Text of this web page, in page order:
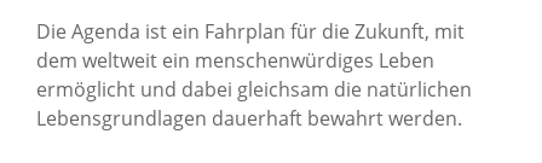
Die Agenda ist ein Fahrplan für die Zukunft, mit
dem weltweit ein menschenwürdiges Leben
ermöglicht und dabei gleichsam die natürlichen
Lebensgrundlagen dauerhaft bewahrt werden.